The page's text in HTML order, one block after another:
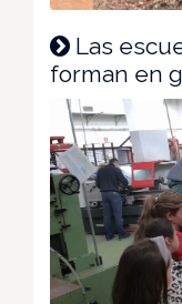
Las
forman en